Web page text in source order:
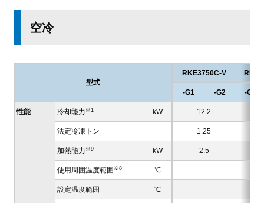
空冷
型式
RKE3750C-V
-G1 -G2 -G1
性能 冷却能力 ※1 kW 12.2
法定冷凍トン 1.25
加熱能力 ※9 kW 2.5
使用周囲温度範囲 ※8 ℃
設定温度範囲 ℃